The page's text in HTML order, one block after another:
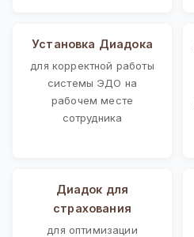
Установка Диадока
для корректной работы
системы ЭДО на
рабочем месте
сотрудника
Диадок для
страхования
для оптимизации